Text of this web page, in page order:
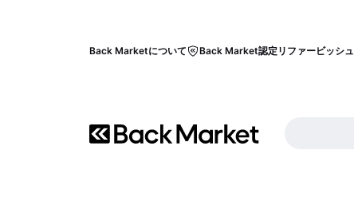
Back Marketについて Back Market認定リファービッシュ